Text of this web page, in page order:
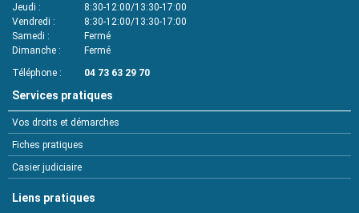
Jeudi
8:30-12:00/13:30-17:00
Vendredi
8:30-12:00/13:30-17:00
Samedi
Fermé
Dimanche
Fermé
Téléphone
04 73 63 29 70
Services pratiques
Vos droits et démarches
Fiches pratiques
Casier judiciaire
Liens pratiques